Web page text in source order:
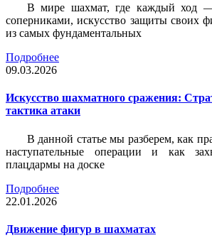
В мире шахмат, где каждый ход
соперниками, искусство защиты своих
из самых фундаментальных
Подробнее
09.03.2026
Искусство шахматного сражения:
тактика атаки
В данной статье мы разберем, как
наступательные операции и как
плацдармы на доске
Подробнее
22.01.2026
Движение фигур в шахматах